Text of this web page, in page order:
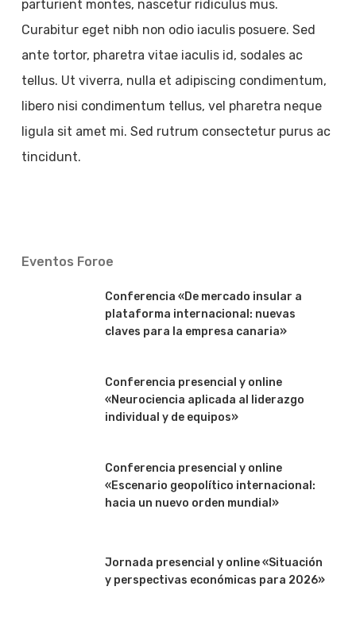
parturient montes, nascetur ridiculus mus.
Curabitur eget nibh non odio iaculis posuere. Sed
ante tortor, pharetra vitae iaculis id, sodales ac
tellus. Ut viverra, nulla et adipiscing condimentum,
libero nisi condimentum tellus, vel pharetra neque
ligula sit amet mi. Sed rutrum consectetur purus ac
tincidunt.
Eventos Foroe
Conferencia «De mercado insular a
plataforma internacional: nuevas
claves para la empresa canaria»
Conferencia presencial y online
«Neurociencia aplicada al liderazgo
individual y de equipos»
Conferencia presencial y online
«Escenario geopolítico internacional:
hacia un nuevo orden mundial»
Jornada presencial y online «Situación
y perspectivas económicas para 2026»